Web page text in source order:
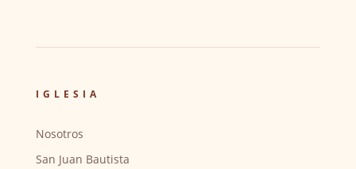
IGLESIA
Nosotros
San Juan Bautista